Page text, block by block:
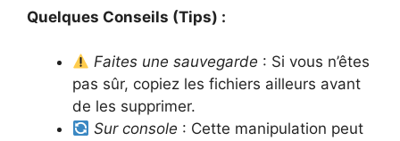
Quelques Conseils (Tips) :
Faites une sauvegarde : Si vous n’êtes
pas sûr, copiez les fichiers ailleurs avant
de les supprimer.
Sur console : Cette manipulation peut